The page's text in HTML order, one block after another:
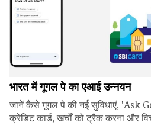
भारत में गूगल पे का एआई उन्नयन
जानें कैसे गूगल पे की नई सुविधाएं, 'Ask
क्रेडिट कार्ड, खर्चों को ट्रैक करना और